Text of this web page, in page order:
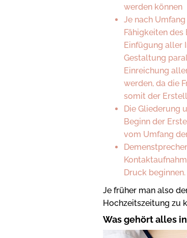
werden können
Je nach
Fähigkeiten
Einfügung aller
Gestaltung
Einreichung
werden, da die
somit der
Die Gliederung
Beginn der
vom Umfang
Druck beginnen.
Je früher man also
Hochzeitszeitung zu
Was gehört alles